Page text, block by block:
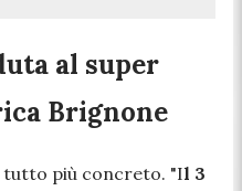
al super
Brignone
più concreto. "Il 3